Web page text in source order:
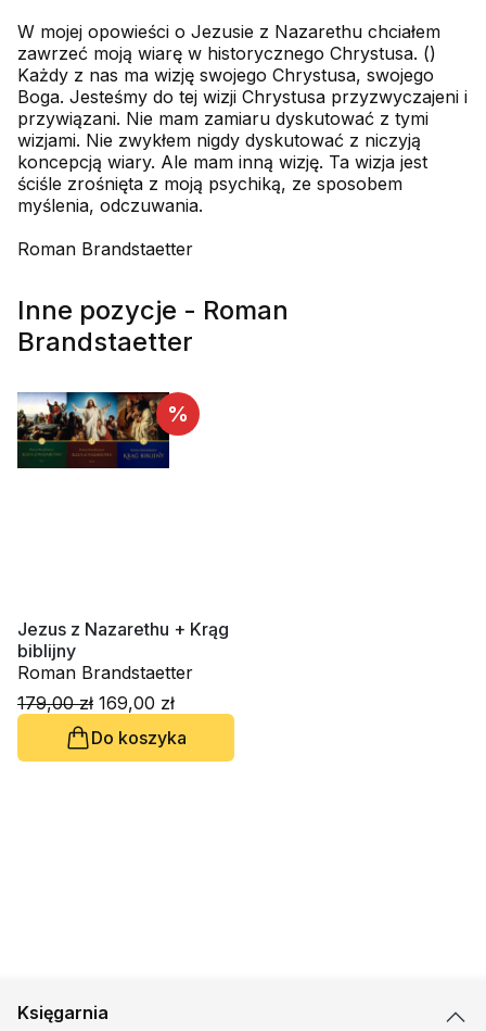
W mojej opowieści o Jezusie z Nazarethu chciałem
zawrzeć moją wiarę w historycznego Chrystusa. ()
Każdy z nas ma wizję swojego Chrystusa, swojego
Boga. Jesteśmy do tej wizji Chrystusa przyzwyczajeni i
przywiązani. Nie mam zamiaru dyskutować z tymi
wizjami. Nie zwykłem nigdy dyskutować z niczyją
koncepcją wiary. Ale mam inną wizję. Ta wizja jest
ściśle zrośnięta z moją psychiką, ze sposobem
myślenia, odczuwania.
Roman Brandstaetter
Inne pozycje - Roman
Brandstaetter
%
Jezus z Nazarethu + Krąg
biblijny
Roman Brandstaetter
179,00 zł 169,00 zł
Do koszyka
Księgarnia